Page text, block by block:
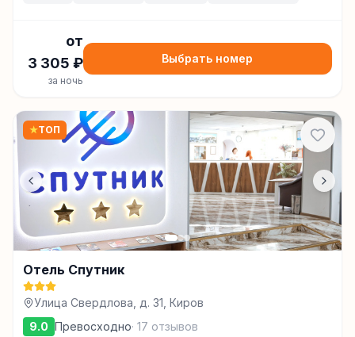
от
3 305 ₽
за ночь
Выбрать номер
★ТОП
Отель Спутник
Улица Свердлова, д. 31, Киров
9.0 Превосходно· 17 отзывов